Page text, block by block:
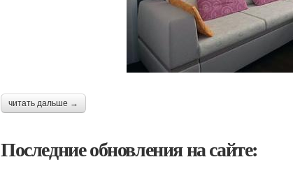
читать дальше →
Последние обновления на сайте: